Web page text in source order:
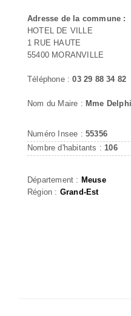
Adresse de la commune :
HOTEL DE VILLE
1 RUE HAUTE
55400 MORANVILLE
Téléphone :03 29 88 34 82
Nom du Maire : Mme
Numéro Insee : 55356
Nombre d'habitants : 106
Département : Meuse
Région : Grand-Est